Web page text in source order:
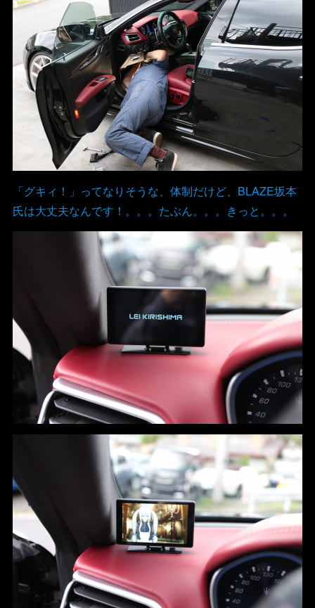
「グキィ！」ってなりそうな、体制だけど、BLAZE坂本
氏は大丈夫なんです！。。。たぶん。。。きっと。。。